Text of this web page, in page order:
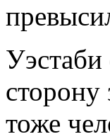
Уэстаби
сторону
тоже